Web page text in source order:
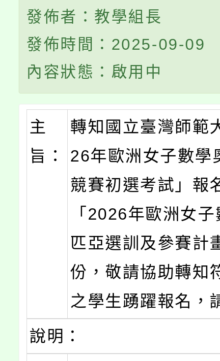
發佈者：教學組長
發佈時間：2025-09-09
內容狀態：啟用中
主
旨：
轉知國立臺灣師範
26年歐洲女子數學
競賽初選考試」報
「2026年歐洲女
匹亞選訓及參賽計
份，敬請協助轉知
之學生踴躍報名，
說明：